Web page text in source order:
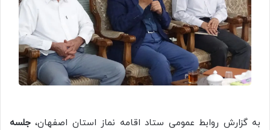
به گزارش روابط عمومی ستاد اقامه نماز استان اصفهان، جلسه